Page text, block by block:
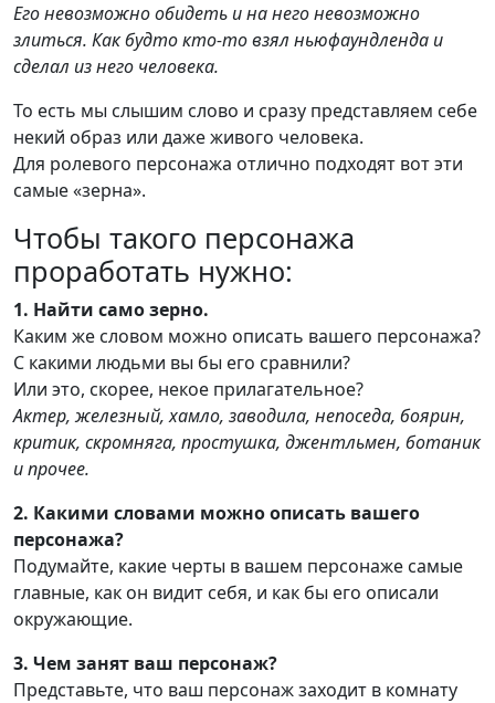
Его невозможно обидеть и на него невозможно
злиться. Как будто кто-то взял ньюфаундленда и
сделал из него человека.
То есть мы слышим слово и сразу представляем себе
некий образ или даже живого человека.
Для ролевого персонажа отлично подходят вот эти
самые «зерна».
Чтобы такого персонажа
проработать нужно:
1. Найти само зерно.
Каким же словом можно описать вашего персонажа?
С какими людьми вы бы его сравнили?
Или это, скорее, некое прилагательное?
Актер, железный, хамло, заводила, непоседа, боярин,
критик, скромняга, простушка, джентльмен, ботаник
и прочее.
2. Какими словами можно описать вашего
персонажа?
Подумайте, какие черты в вашем персонаже самые
главные, как он видит себя, и как бы его описали
окружающие.
3. Чем занят ваш персонаж?
Представьте, что ваш персонаж заходит в комнату